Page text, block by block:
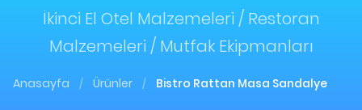
İkinci El Otel Malzemeleri / Restoran
Malzemeleri / Mutfak Ekipmanları
Anasayfa / Ürünler / Bistro Rattan Masa Sandalye